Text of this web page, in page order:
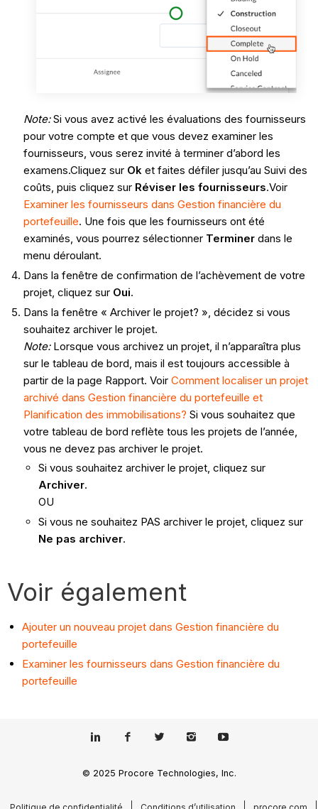
Note:Si vous avez activé les évaluations des fournisseurs
pour votre compte et que vous devez examiner les
fournisseurs, vous serez invité à terminer d’abord les
examens.Cliquez sur Oket faites défiler jusqu’au Suivi des
coûts, puis cliquez sur Réviser les fournisseurs.Voir
Examiner les fournisseurs dans Gestion financière du
portefeuille. Une fois que les fournisseurs ont été
examinés, vous pourrez sélectionner Terminerdans le
menu déroulant.
Dans la fenêtre de confirmation de l’achèvement de votre
projet, cliquez sur Oui.
Dans la fenêtre « Archiver le projet? », décidez si vous
souhaitez archiver le projet.
Note: Lorsque vous archivez un projet, il n’apparaîtra plus
sur le tableau de bord, mais il est toujours accessible à
partir de la page Rapport. Voir Comment localiser un projet
archivé dans Gestion financière du portefeuille et
Planification des immobilisations? Si vous souhaitez que
votre tableau de bord reflète tous les projets de l’année,
vous ne devez pas archiver le projet.
Si vous souhaitez archiver le projet, cliquez sur
Archiver.
OU
Si vous ne souhaitez PAS archiver le projet, cliquez sur
Ne pas archiver.
Voir également
Ajouter un nouveau projet dans Gestion financière du
portefeuille
Examiner les fournisseurs dans Gestion financière du
portefeuille
© 2025 Procore Technologies, Inc.